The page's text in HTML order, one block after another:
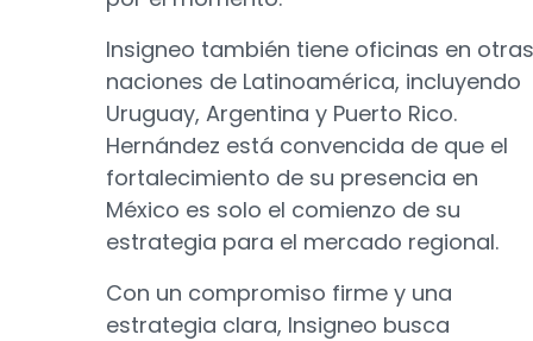
Insigneo también tiene oficinas en otras
naciones de Latinoamérica, incluyendo
Uruguay, Argentina y Puerto Rico.
Hernández está convencida de que el
fortalecimiento de su presencia en
México es solo el comienzo de su
estrategia para el mercado regional.
Con un compromiso firme y una
estrategia clara, Insigneo busca